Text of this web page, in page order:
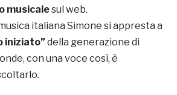
musicalesul web.
italiana Simone si appresta a
iniziato” della generazione di
con una voce così, è